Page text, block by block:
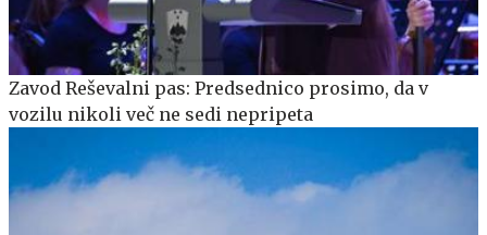
Zavod Reševalni pas: Predsednico prosimo, da v
vozilu nikoli več ne sedi nepripeta